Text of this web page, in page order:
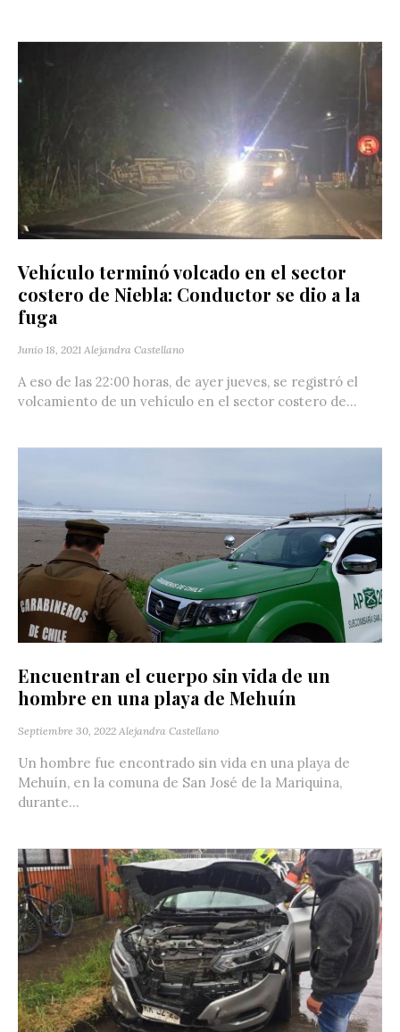
Vehículo terminó volcado en el sector
costero de Niebla: Conductor se dio a la
fuga
Junio 18, 2021 Alejandra Castellano
A eso de las 22:00 horas, de ayer jueves, se registró el
volcamiento de un vehículo en el sector costero de...
Encuentran el cuerpo sin vida de un
hombre en una playa de Mehuín
Septiembre 30, 2022 Alejandra Castellano
Un hombre fue encontrado sin vida en una playa de
Mehuín, en la comuna de San José de la Mariquina,
durante...